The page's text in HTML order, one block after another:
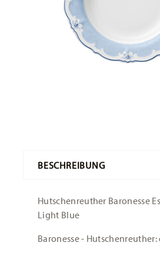
BESCHREIBUNG
Hutschenreuther Baronesse
Light Blue
Baronesse -